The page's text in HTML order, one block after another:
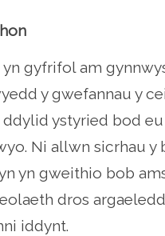
gyfrifol am
y gwefannau y
ystyried bod
Ni allwn sicrhau y
yn gweithio bob
dros
iddynt.